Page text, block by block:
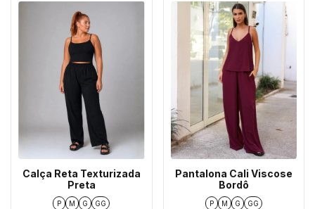
Calça Reta Texturizada
Preta
P M G GG
Pantalona Cali Viscose
Bordô
P M G GG